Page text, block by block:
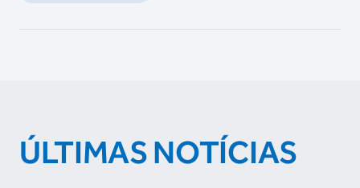
ÚLTIMAS NOTÍCIAS